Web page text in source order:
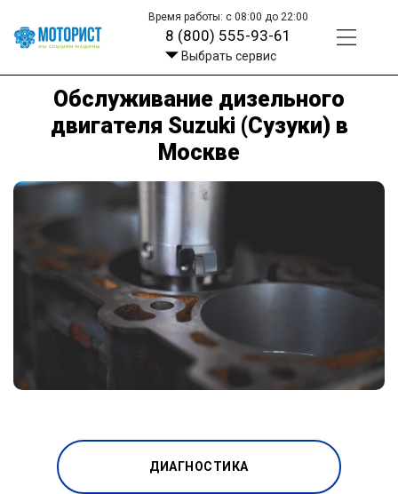
Время работы: с 08:00 до 22:00
8 (800) 555-93-61
Выбрать сервис
Обслуживание дизельного
двигателя Suzuki (Сузуки) в
Москве
ДИАГНОСТИКА